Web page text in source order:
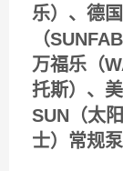
乐）、德
（
万福乐（
托斯）、
SUN（太
士）常规